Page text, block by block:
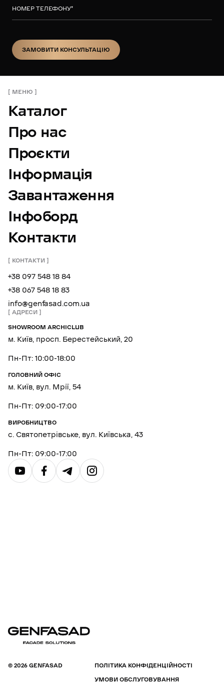
НОМЕР ТЕЛЕФОНУ*
ЗАМОВИТИ КОНСУЛЬТАЦІЮ
МЕНЮ
Каталог
Про нас
Проєкти
Інформація
Завантаження
Інфоборд
Контакти
КОНТАКТИ
+38 097 548 18 84
+38 067 548 18 83
info@genfasad.com.ua
АДРЕСИ
SHOWROOM ARCHICLUB
м. Київ, просп. Берестейський, 20
Пн-Пт: 10:00-18:00
ГОЛОВНИЙ ОФІС
м. Київ, вул. Мрії, 54
Пн-Пт: 09:00-17:00
ВИРОБНИЦТВО
с. Святопетрівське, вул. Київська, 43
Пн-Пт: 09:00-17:00
© 2026 GENFASAD
ПОЛІТИКА КОНФІДЕНЦІЙНОСТІ
УМОВИ ОБСЛУГОВУВАННЯ